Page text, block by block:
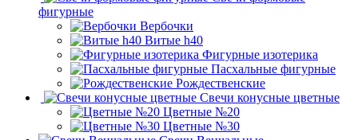
фигурные
Вербочки
Витые h40
Фигурные изотерика
Пасхальные фигурные
Рождественские
Свечи конусные цветные
Цветные №20
Цветные №30